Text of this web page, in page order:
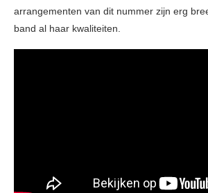
arrangementen van dit nummer zijn erg
band al haar kwaliteiten.